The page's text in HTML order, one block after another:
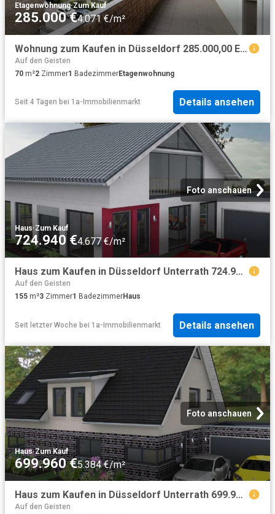
Etagenwohnung·Zum Kauf
285.000 €4.071 €/m²
Wohnung zum Kaufen in Düsseldorf 285.000,00 EUR 70.64 m²
Auf den Geisten
70 m²2 Zimmer1 BadezimmerEtagenwohnung
Seit 4 Tagen bei 1a-Immobilienmarkt Details ansehen
Foto anschauen
Haus·Zum Kauf
724.940 €4.677 €/m²
Haus zum Kaufen in Düsseldorf Unterrath 724.940,00 EUR 155 m²
Auf den Geisten
155 m²3 Zimmer1 BadezimmerHaus
Seit letzter Woche bei 1a-Immobilienmarkt Details ansehen
Foto anschauen
Haus·Zum Kauf
699.960 €5.384 €/m²
Haus zum Kaufen in Düsseldorf Unterrath 699.960,00 EUR 130 m²
Auf den Geisten